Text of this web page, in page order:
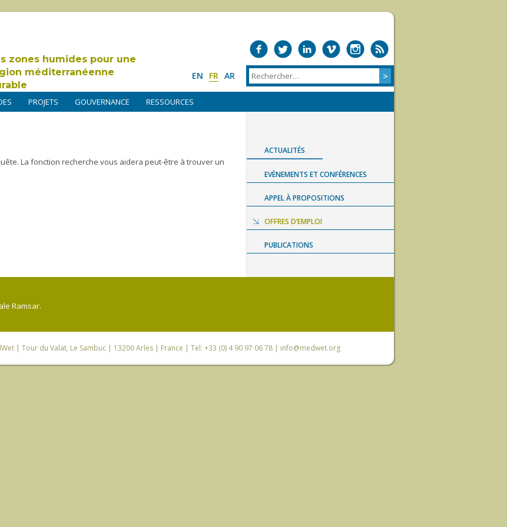
zones humides pour une
méditerranéenne
EN FR AR
PROJETS GOUVERNANCE RESSOURCES
La fonction recherche vous aidera peut-être à trouver un
ACTUALITÉS
EVÈNEMENTS ET CONFÉRENCES
APPEL À PROPOSITIONS
OFFRES D’EMPLOI
PUBLICATIONS
Ramsar.
| Tour du Valat, Le Sambuc | 13200 Arles | France | Tel: +33 (0) 4 90 97 06 78 | info@medwet.org